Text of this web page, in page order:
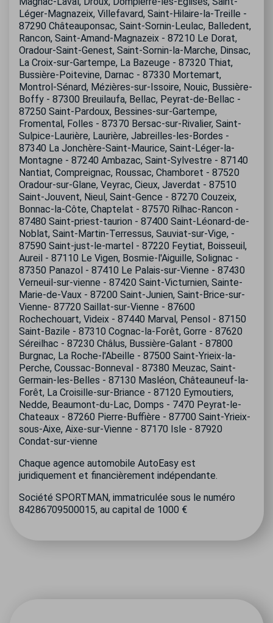
Léger-Magnazeix, Villefavard, Saint-Hilaire-la-Treille -
87290 Châteauponsac, Saint-Sornin-Leulac, Balledent,
Rancon, Saint-Amand-Magnazeix - 87210 Le Dorat,
Oradour-Saint-Genest, Saint-Sornin-la-Marche, Dinsac,
La Croix-sur-Gartempe, La Bazeuge - 87320 Thiat,
Bussière-Poitevine, Darnac - 87330 Mortemart,
Montrol-Sénard, Mézières-sur-Issoire, Nouic, Bussière-
Boffy - 87300 Breuilaufa, Bellac, Peyrat-de-Bellac -
87250 Saint-Pardoux, Bessines-sur-Gartempe,
Fromental, Folles - 87370 Bersac-sur-Rivalier, Saint-
Sulpice-Laurière, Laurière, Jabreilles-les-Bordes -
87340 La Jonchère-Saint-Maurice, Saint-Léger-la-
Montagne - 87240 Ambazac, Saint-Sylvestre - 87140
Nantiat, Compreignac, Roussac, Chamboret - 87520
Oradour-sur-Glane, Veyrac, Cieux, Javerdat - 87510
Saint-Jouvent, Nieul, Saint-Gence - 87270 Couzeix,
Bonnac-la-Côte, Chaptelat - 87570 Rilhac-Rancon -
87480 Saint-priest-taurion - 87400 Saint-Léonard-de-
Noblat, Saint-Martin-Terressus, Sauviat-sur-Vige, -
87590 Saint-just-le-martel - 87220 Feytiat, Boisseuil,
Aureil - 87110 Le Vigen, Bosmie-l'Aiguille, Solignac -
87350 Panazol - 87410 Le Palais-sur-Vienne - 87430
Verneuil-sur-vienne - 87420 Saint-Victurnien, Sainte-
Marie-de-Vaux - 87200 Saint-Junien, Saint-Brice-sur-
Vienne- 87720 Saillat-sur-Vienne - 87600
Rochechouart, Videix - 87440 Marval, Pensol - 87150
Saint-Bazile - 87310 Cognac-la-Forêt, Gorre - 87620
Séreilhac - 87230 Châlus, Bussière-Galant - 87800
Burgnac, La Roche-l'Abeille - 87500 Saint-Yrieix-la-
Perche, Coussac-Bonneval - 87380 Meuzac, Saint-
Germain-les-Belles - 87130 Masléon, Châteauneuf-la-
Forêt, La Croisille-sur-Briance - 87120 Eymoutiers,
Nedde, Beaumont-du-Lac, Domps - 7470 Peyrat-le-
Chateaux - 87260 Pierre-Buffière - 87700 Saint-Yrieix-
sous-Aixe, Aixe-sur-Vienne - 87170 Isle - 87920
Condat-sur-vienne
Chaque agence automobile AutoEasy est
juridiquement et financièrement indépendante.
Société SPORTMAN, immatriculée sous le numéro
84286709500015, au capital de 1000 €